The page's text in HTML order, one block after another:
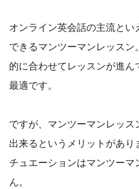
オンライン英会話の主流と
できるマンツーマンレッス
的に合わせてレッスンが進
最適です。
ですが、マンツーマンレッ
出来るというメリットがあ
チュエーションはマンツー
ん。